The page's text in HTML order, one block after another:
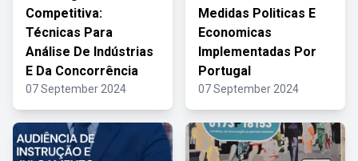
Competitiva:
Técnicas Para
Análise De Indústrias
E Da Concorrência
07 September 2024
Medidas Politicas E
Economicas
Implementadas Por
Portugal
07 September 2024